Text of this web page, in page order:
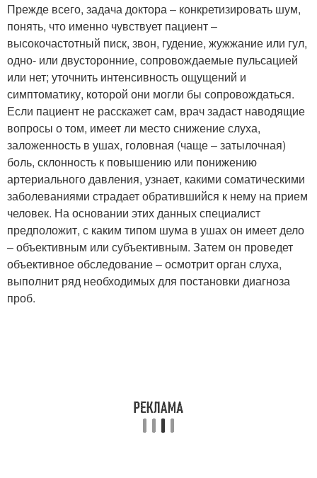
Прежде всего, задача доктора – конкретизировать шум,
понять, что именно чувствует пациент –
высокочастотный писк, звон, гудение, жужжание или гул,
одно- или двусторонние, сопровождаемые пульсацией
или нет; уточнить интенсивность ощущений и
симптоматику, которой они могли бы сопровождаться.
Если пациент не расскажет сам, врач задаст наводящие
вопросы о том, имеет ли место снижение слуха,
заложенность в ушах, головная (чаще – затылочная)
боль, склонность к повышению или понижению
артериального давления, узнает, какими соматическими
заболеваниями страдает обратившийся к нему на прием
человек. На основании этих данных специалист
предположит, с каким типом шума в ушах он имеет дело
– объективным или субъективным. Затем он проведет
объективное обследование – осмотрит орган слуха,
выполнит ряд необходимых для постановки диагноза
проб.